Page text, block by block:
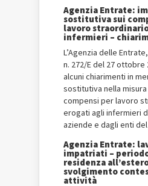
Agenzia Entrate:
sostitutiva sui
lavoro
infermieri –
L’Agenzia delle
n. 272/E del 27 ottobre
alcuni chiarimenti in
sostitutiva nella
compensi per lavoro
erogati agli infermieri
aziende e dagli enti del
Agenzia Entrate:
impatriati –
residenza
svolgimento
attività